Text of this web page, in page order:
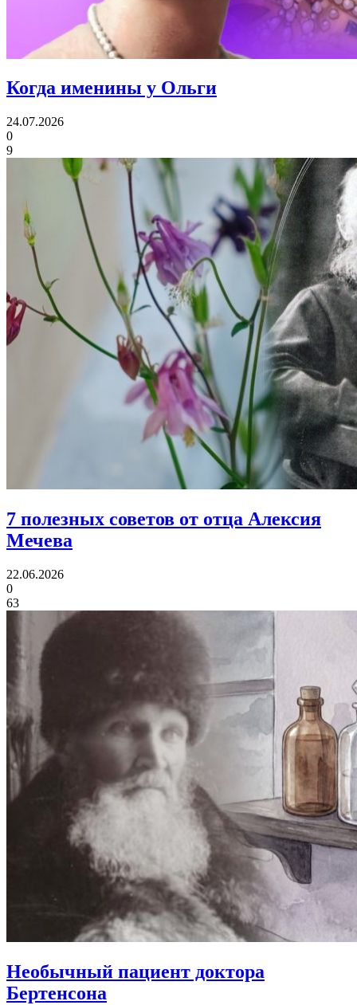
Когда именины у Ольги
24.07.2026
0
9
7 полезных советов от отца Алексия
Мечева
22.06.2026
0
63
Необычный пациент доктора
Бертенсона